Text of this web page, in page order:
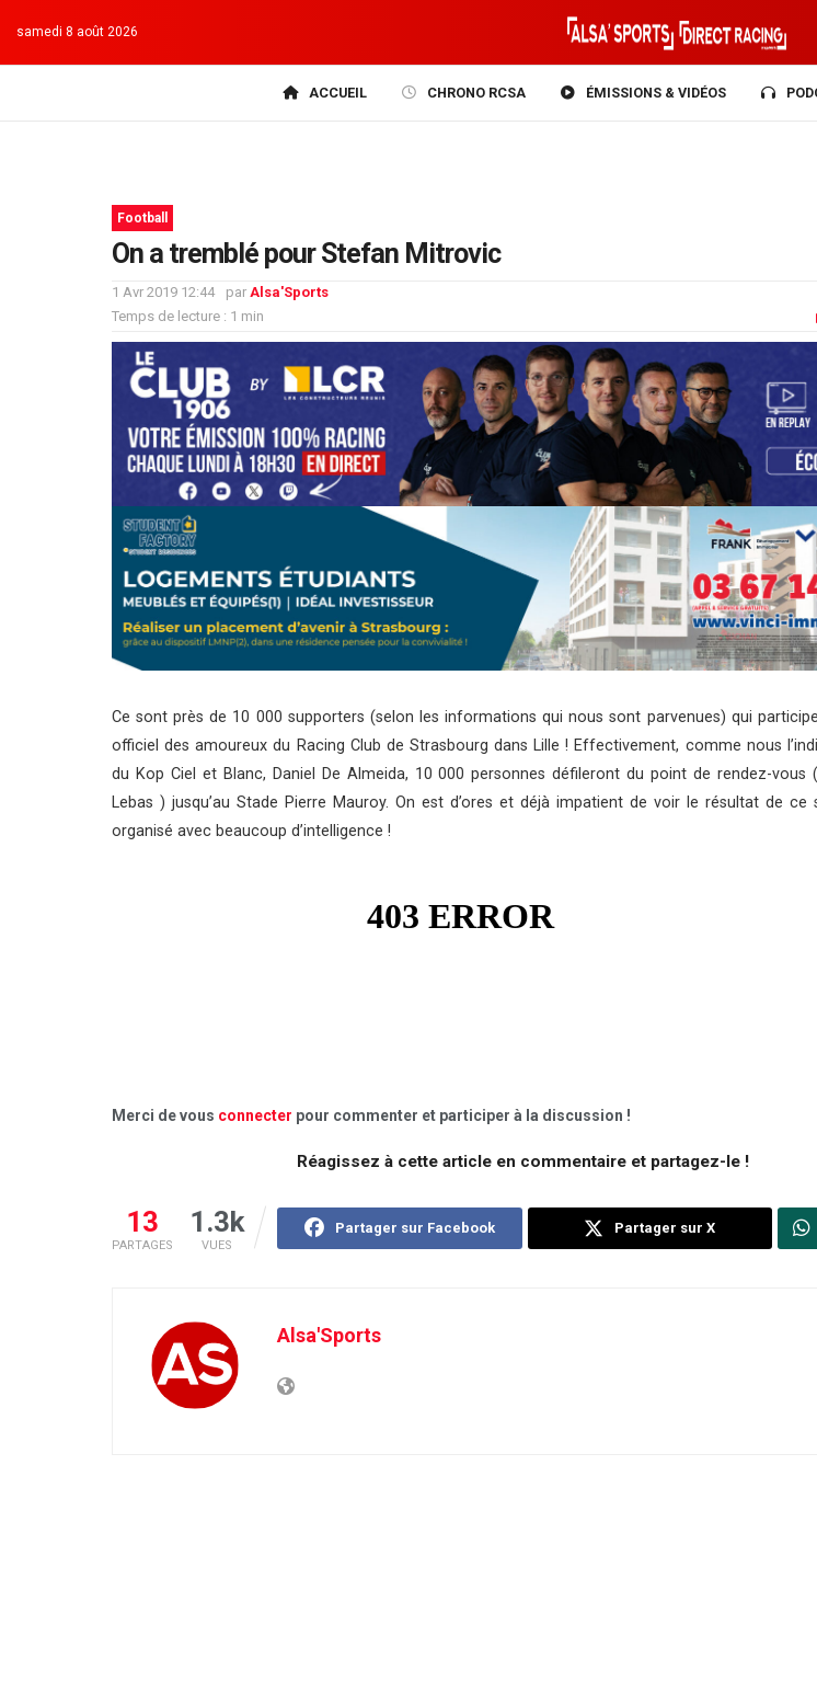
samedi 8 août 2026
ACCUEIL CHRONO RCSA ÉMISSIONS & VIDÉOS
Football
On a tremblé pour Stefan Mitrovic
1 Avr 2019 12:44 par Alsa'Sports
Temps de lecture : 1 min
Ce sont près de 10 000 supporters (selon les informations qui nous sont parvenues) qui
officiel des amoureux du Racing Club de Strasbourg dans Lille ! Effectivement, comme nous
du Kop Ciel et Blanc, Daniel De Almeida, 10 000 personnes défileront du point de rendez-vous
Lebas ) jusqu’au Stade Pierre Mauroy. On est d’ores et déjà impatient de voir le résultat de ce
organisé avec beaucoup d’intelligence !
Merci de vous connecter pour commenter et participer à la discussion !
Réagissez à cette article en commentaire et partagez-le !
13
PARTAGES
1.3k
VUES
Partager sur Facebook Partager sur X
Alsa'Sports